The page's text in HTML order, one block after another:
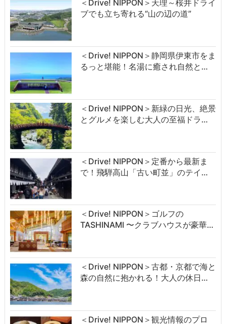
＜Drive! NIPPON＞天理～桜井ドライ
ブでも立ち寄れる“山の辺の道”
＜Drive! NIPPON＞静岡県伊東市をま
るっと堪能！名湯に癒され自然と…
＜Drive! NIPPON＞新緑の日光、絶景
とグルメを楽しむ大人の至福ドラ…
＜Drive! NIPPON＞定番から最新ま
で！飛騨高山「古い町並」のテイ…
＜Drive! NIPPON＞ゴルフの
TASHINAMI 〜クラブハウスが豪華…
＜Drive! NIPPON＞古都・京都で海と
森の自然に抱かれる！大人の休日…
＜Drive! NIPPON＞観光情報のプロ